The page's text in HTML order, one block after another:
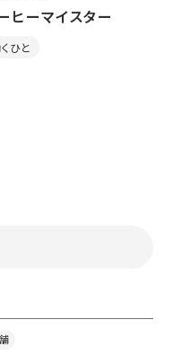
ヒーマイスター
ひと